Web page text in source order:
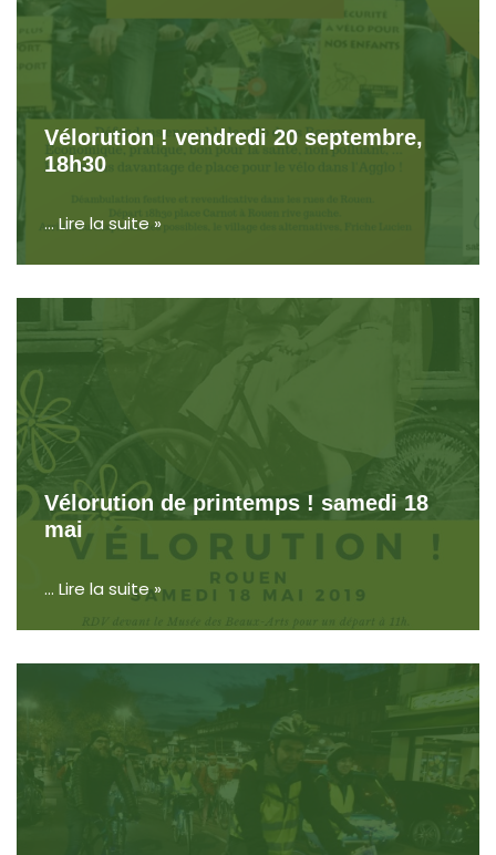
Vélorution ! vendredi 20 septembre,
18h30
… Lire la suite »
Vélorution de printemps ! samedi 18
mai
… Lire la suite »